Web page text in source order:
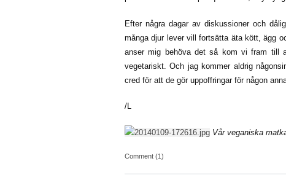
Efter några dagar av diskussioner och
många djur lever vill fortsätta äta kött, ägg
anser mig behöva det så kom vi fram till
vegetariskt. Och jag kommer aldrig
cred för att de gör uppoffringar för någon
/L
Vår veganiska
Comment (1)